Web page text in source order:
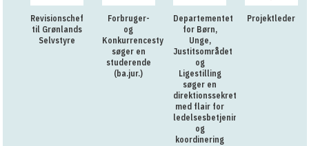
Revisionschef
til Grønlands
Selvstyre
Forbruger-
og
Konkurrencestyrelsen
søger en
studerende
(ba.jur.)
Departementet
for Børn,
Unge,
Justitsområdet
og
Ligestilling
søger en
direktionssekretær
med flair for
ledelsesbetjening
og
koordinering
Projektleder